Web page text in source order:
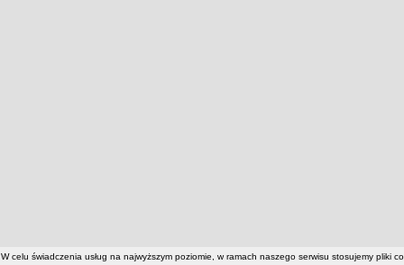
W celu świadczenia usług na najwyższym poziomie, w ramach naszego serwisu stosujemy